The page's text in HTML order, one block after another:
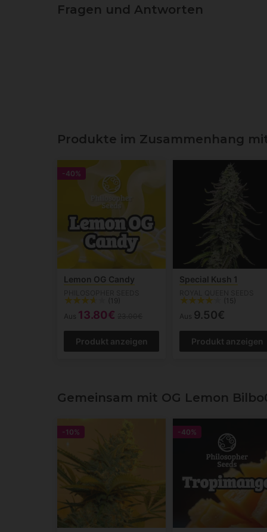
Fragen und Antworten
Produkte im Zusammenhang
-40%
Lemon OG Candy
(19)
Aus 13.80€
Produkt anzeigen
Special Kush 1
(15)
Aus 9.50€
Produkt anzeigen
Gemeinsam mit OG Lemon
-10% -40%